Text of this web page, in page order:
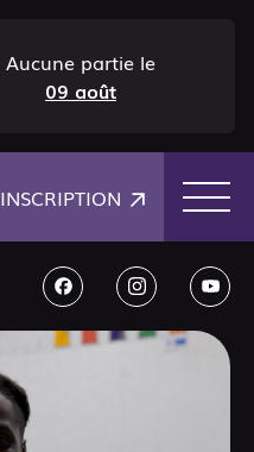
Aucune partie le
09 août
INSCRIPTION ×